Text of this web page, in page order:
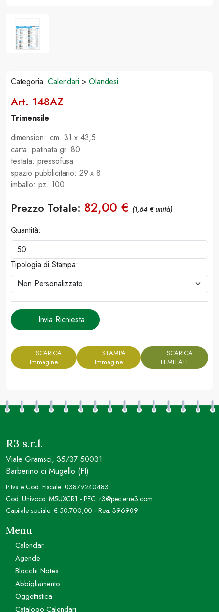
Categoria: Calendari > Olandesi
Art. 148AZ
Trimensile
dimensioni: cm. 31 x 43,5
carta: patinata gr. 80
testata: pressofusa
spazio pubblicitario: 29 x 8
imballo: pz. 100
Prezzo Totale: 82,00 € (1,64 € unità)
Quantità:
Tipologia di Stampa:
Invia Richiesta
SCARICA
Immagine
STAMPA
Immagine
SCARICA
TEMPLATE
R3 s.r.l.
Viale Gramsci, 35/37 50031
Barberino di Mugello (FI)
P.Iva e Cod. Fiscale: 03879240483
Cod. Univoco: M5UXCR1 - PEC: r3@pec.erre3.com
Capitale sociale: € 50.700,00 - Rea: 396909
Menu
Calendari
Agende
Blocchi Notes
Abbigliamento
Oggettistica
Catalogo Calendari